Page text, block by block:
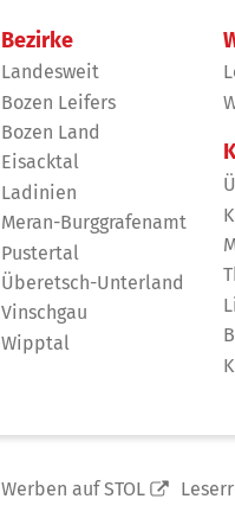
Bezirke
Landesweit
Bozen Leifers
Bozen Land
Eisacktal
Ladinien
Meran-Burggrafenamt
Pustertal
Überetsch-Unterland
Vinschgau
Wipptal
Werben auf STOL